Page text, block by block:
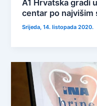
A1 Hrvatska gradi
centar po najvišim
Srijeda, 14. listopada 2020.